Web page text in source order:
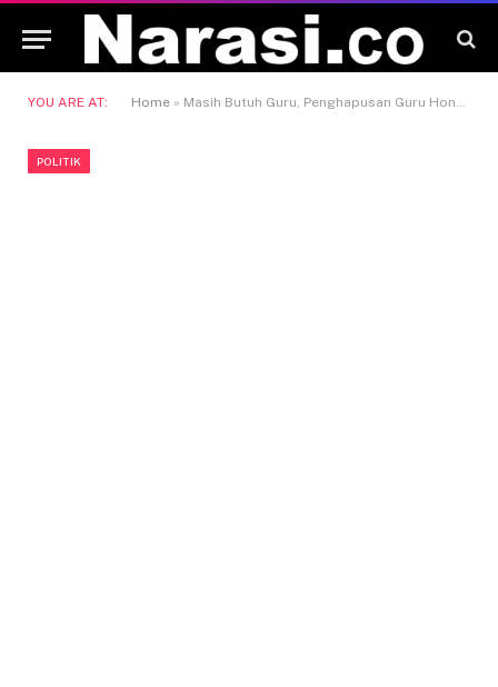
YOU ARE AT: Home » Masih Butuh Guru, Penghapusan Guru Honorer 2027 Dinilai Belum Cocok untuk Kaltim
POLITIK